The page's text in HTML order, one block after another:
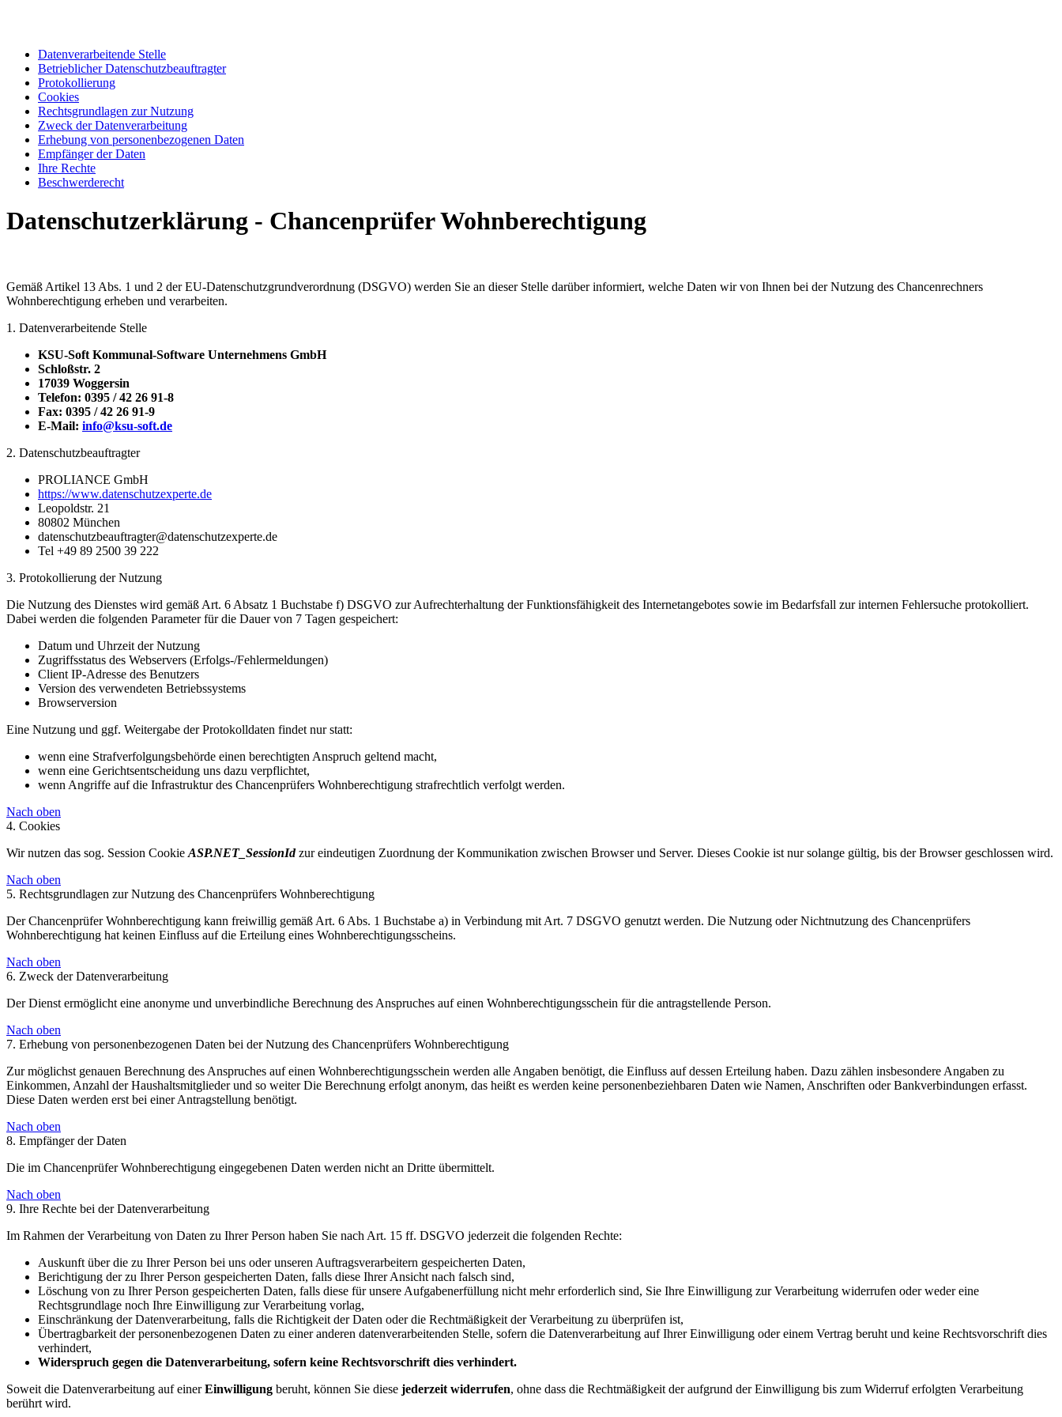
Datenverarbeitende Stelle
Betrieblicher Datenschutzbeauftragter
Protokollierung
Cookies
Rechtsgrundlagen zur Nutzung
Zweck der Datenverarbeitung
Erhebung von personenbezogenen Daten
Empfänger der Daten
Ihre Rechte
Beschwerderecht
Datenschutzerklärung - Chancenprüfer Wohnberechtigung
Gemäß Artikel 13 Abs. 1 und 2 der EU-Datenschutzgrundverordnung (DSGVO) werden Sie an dieser Stelle darüber informiert, welche Daten wir von Ihnen bei der Nutzung des Chancenrechners
Wohnberechtigung erheben und verarbeiten.
1. Datenverarbeitende Stelle
KSU-Soft Kommunal-Software Unternehmens GmbH
Schloßstr. 2
17039 Woggersin
Telefon: 0395 / 42 26 91-8
Fax: 0395 / 42 26 91-9
E-Mail: info@ksu-soft.de
2. Datenschutzbeauftragter
PROLIANCE GmbH
https://www.datenschutzexperte.de
Leopoldstr. 21
80802 München
datenschutzbeauftragter@datenschutzexperte.de
Tel +49 89 2500 39 222
3. Protokollierung der Nutzung
Die Nutzung des Dienstes wird gemäß Art. 6 Absatz 1 Buchstabe f) DSGVO zur Aufrechterhaltung der Funktionsfähigkeit des Internetangebotes sowie im Bedarfsfall zur internen Fehlersuche protokolliert.
Dabei werden die folgenden Parameter für die Dauer von 7 Tagen gespeichert:
Datum und Uhrzeit der Nutzung
Zugriffsstatus des Webservers (Erfolgs-/Fehlermeldungen)
Client IP-Adresse des Benutzers
Version des verwendeten Betriebssystems
Browserversion
Eine Nutzung und ggf. Weitergabe der Protokolldaten findet nur statt:
wenn eine Strafverfolgungsbehörde einen berechtigten Anspruch geltend macht,
wenn eine Gerichtsentscheidung uns dazu verpflichtet,
wenn Angriffe auf die Infrastruktur des Chancenprüfers Wohnberechtigung strafrechtlich verfolgt werden.
Nach oben
4. Cookies
Wir nutzen das sog. Session Cookie ASP.NET_SessionIdzur eindeutigen Zuordnung der Kommunikation zwischen Browser und Server. Dieses Cookie ist nur solange gültig, bis der Browser geschlossen wird.
Nach oben
5. Rechtsgrundlagen zur Nutzung des Chancenprüfers Wohnberechtigung
Der Chancenprüfer Wohnberechtigung kann freiwillig gemäß Art. 6 Abs. 1 Buchstabe a) in Verbindung mit Art. 7 DSGVO genutzt werden. Die Nutzung oder Nichtnutzung des Chancenprüfers
Wohnberechtigung hat keinen Einfluss auf die Erteilung eines Wohnberechtigungsscheins.
Nach oben
6. Zweck der Datenverarbeitung
Der Dienst ermöglicht eine anonyme und unverbindliche Berechnung des Anspruches auf einen Wohnberechtigungsschein für die antragstellende Person.
Nach oben
7. Erhebung von personenbezogenen Daten bei der Nutzung des Chancenprüfers Wohnberechtigung
Zur möglichst genauen Berechnung des Anspruches auf einen Wohnberechtigungsschein werden alle Angaben benötigt, die Einfluss auf dessen Erteilung haben. Dazu zählen insbesondere Angaben zu
Einkommen, Anzahl der Haushaltsmitglieder und so weiter Die Berechnung erfolgt anonym, das heißt es werden keine personenbeziehbaren Daten wie Namen, Anschriften oder Bankverbindungen erfasst.
Diese Daten werden erst bei einer Antragstellung benötigt.
Nach oben
8. Empfänger der Daten
Die im Chancenprüfer Wohnberechtigung eingegebenen Daten werden nicht an Dritte übermittelt.
Nach oben
9. Ihre Rechte bei der Datenverarbeitung
Im Rahmen der Verarbeitung von Daten zu Ihrer Person haben Sie nach Art. 15 ff. DSGVO jederzeit die folgenden Rechte:
Auskunft über die zu Ihrer Person bei uns oder unseren Auftragsverarbeitern gespeicherten Daten,
Berichtigung der zu Ihrer Person gespeicherten Daten, falls diese Ihrer Ansicht nach falsch sind,
Löschung von zu Ihrer Person gespeicherten Daten, falls diese für unsere Aufgabenerfüllung nicht mehr erforderlich sind, Sie Ihre Einwilligung zur Verarbeitung widerrufen oder weder eine
Rechtsgrundlage noch Ihre Einwilligung zur Verarbeitung vorlag,
Einschränkung der Datenverarbeitung, falls die Richtigkeit der Daten oder die Rechtmäßigkeit der Verarbeitung zu überprüfen ist,
Übertragbarkeit der personenbezogenen Daten zu einer anderen datenverarbeitenden Stelle, sofern die Datenverarbeitung auf Ihrer Einwilligung oder einem Vertrag beruht und keine Rechtsvorschrift dies
verhindert,
Widerspruch gegen die Datenverarbeitung, sofern keine Rechtsvorschrift dies verhindert.
Soweit die Datenverarbeitung auf einerEinwilligung beruht, können Sie diese jederzeit widerrufen, ohne dass die Rechtmäßigkeit der aufgrund der Einwilligung bis zum Widerruf erfolgten Verarbeitung
berührt wird.